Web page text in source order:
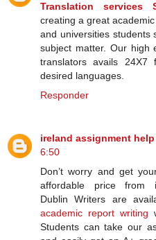
Translation services
creating a great
and universities students
subject matter. Our high
translators avails 24X7
desired languages.
Responder
ireland assignment help
6:50
Don’t worry and get
affordable price from
Dublin Writers are
academic report writing
Students can take our